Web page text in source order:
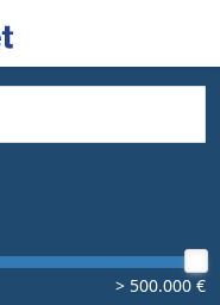
> 500.000 €